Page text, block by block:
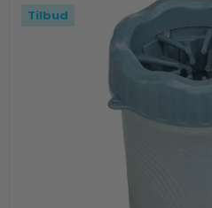
Tilbud